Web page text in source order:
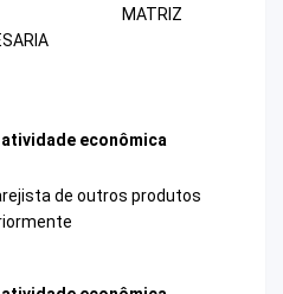
MATRIZ
econômica
de outros produtos